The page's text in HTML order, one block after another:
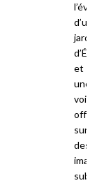
d’un
jardin
et
une
voix
off :
sur
des